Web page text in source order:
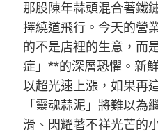
那股陳年蒜頭混合著鐵
擇繞道飛行。今天的營
的不是店裡的生意，而
症」**的深層恐懼。新
以超光速上漲，如果再
「靈魂蒜泥」將難以為
滑、閃耀著不祥光芒的